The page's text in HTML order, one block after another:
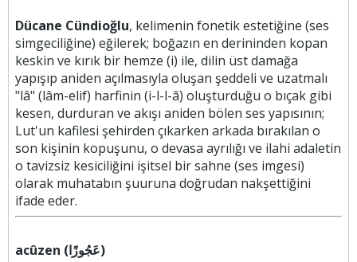
Dücane Cündioğlu, kelimenin fonetik estetiğine (ses
simgeciliğine) eğilerek; boğazın en derininden kopan
keskin ve kırık bir hemze (i) ile, dilin üst damağa
yapışıp aniden açılmasıyla oluşan şeddeli ve uzatmalı
"lâ" (lâm-elif) harfinin (i-l-l-â) oluşturduğu o bıçak gibi
kesen, durduran ve akışı aniden bölen ses yapısının;
Lut'un kafilesi şehirden çıkarken arkada bırakılan o
son kişinin kopuşunu, o devasa ayrılığı ve ilahi adaletin
o tavizsiz kesiciliğini işitsel bir sahne (ses imgesi)
olarak muhatabın şuuruna doğrudan nakşettiğini
ifade eder.
acûzen (عَجُوزًا)